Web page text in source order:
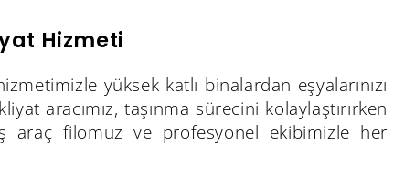
Hizmeti
yüksek katlı binalardan eşyalarınızı
aracımız, taşınma sürecini kolaylaştırırken
araç filomuz ve profesyonel ekibimizle her